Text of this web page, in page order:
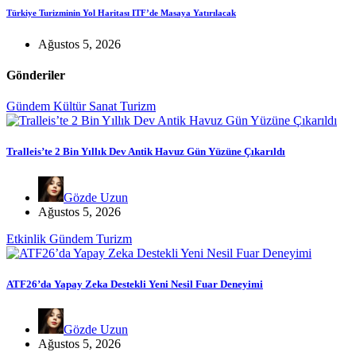
Türkiye Turizminin Yol Haritası ITF’de Masaya Yatırılacak
Ağustos 5, 2026
Gönderiler
Gündem Kültür Sanat Turizm
Tralleis’te 2 Bin Yıllık Dev Antik Havuz Gün Yüzüne Çıkarıldı
Gözde Uzun
Ağustos 5, 2026
Etkinlik Gündem Turizm
ATF26’da Yapay Zeka Destekli Yeni Nesil Fuar Deneyimi
Gözde Uzun
Ağustos 5, 2026